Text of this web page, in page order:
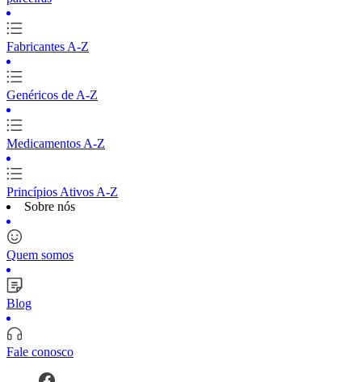
Fabricantes A-Z
Genéricos de A-Z
Medicamentos A-Z
Princípios Ativos A-Z
Sobre nós
Quem somos
Blog
Fale conosco